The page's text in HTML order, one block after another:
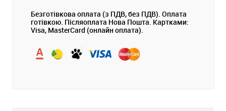
Безготівкова оплата (з ПДВ, без ПДВ). Оплата
готівкою. Післяоплата Нова Пошта. Картками:
Visa, MasterCard (онлайн оплата).